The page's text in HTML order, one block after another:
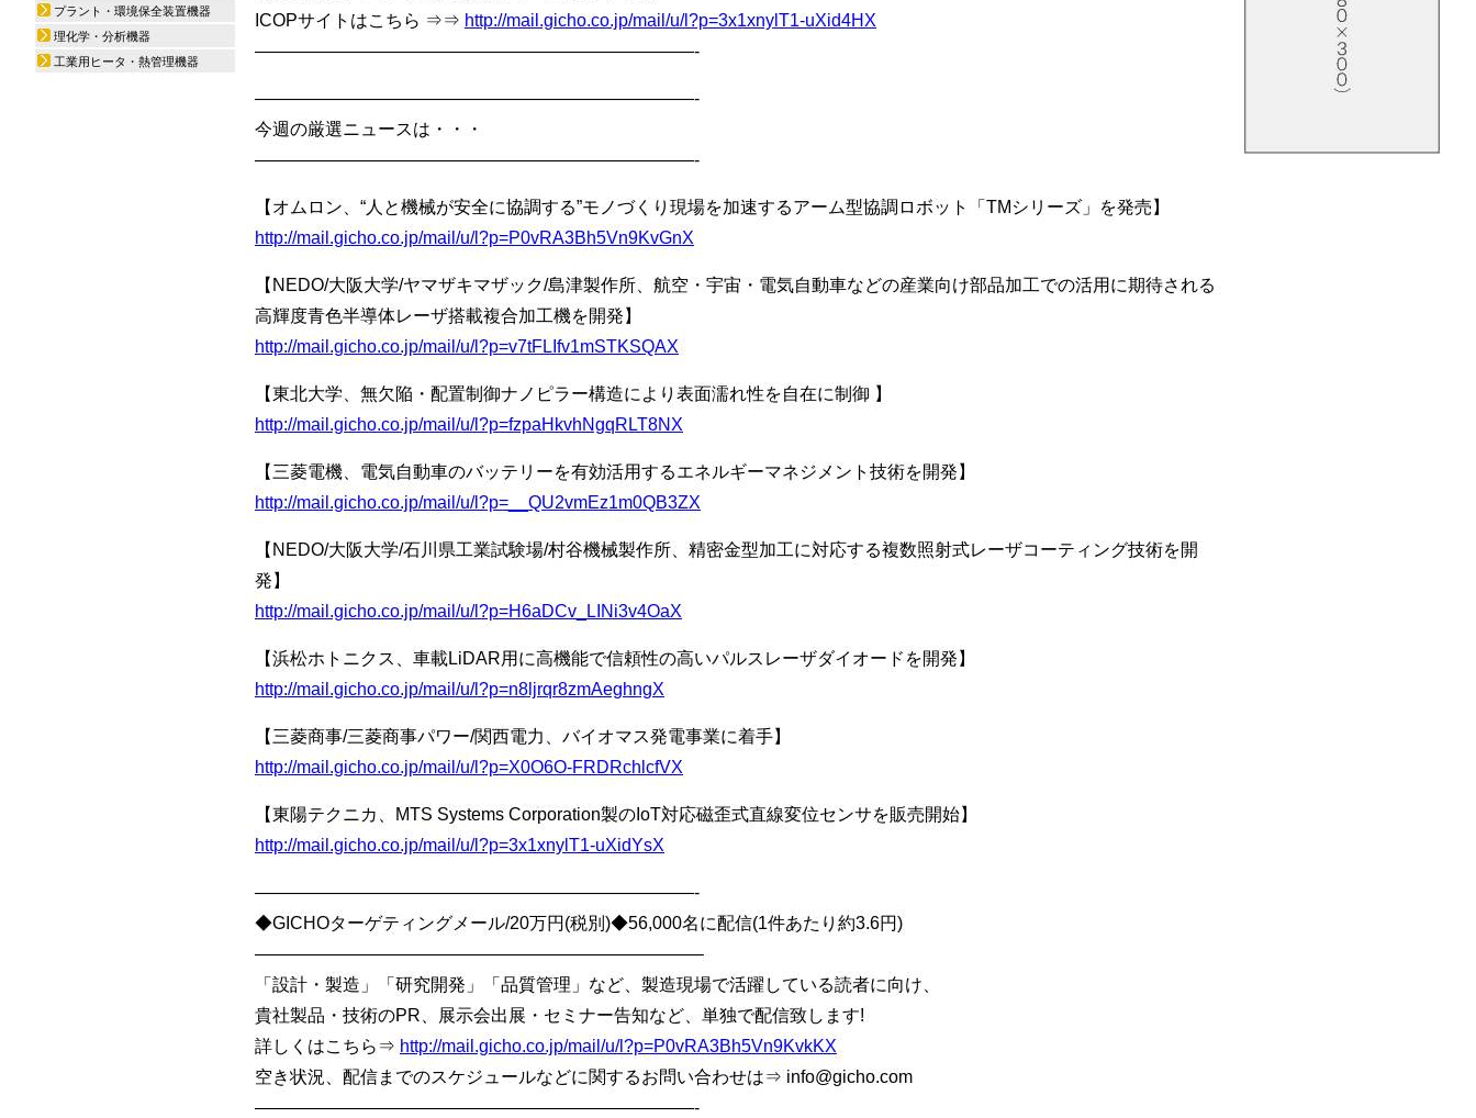
ICOPサイトはこちら ⇒⇒ http://mail.gicho.co.jp/mail/u/l?p=3x1xnylT1-uXid4HX
—————————————————————————-
—————————————————————————-
今週の厳選ニュースは・・・
—————————————————————————-
【オムロン、“人と機械が安全に協調する”モノづくり現場を加速するアーム型協調ロボット「TMシリーズ」を発売】
http://mail.gicho.co.jp/mail/u/l?p=P0vRA3Bh5Vn9KvGnX
【NEDO/大阪大学/ヤマザキマザック/島津製作所、航空・宇宙・電気自動車などの産業向け部品加工での活用に期待される
高輝度青色半導体レーザ搭載複合加工機を開発】
http://mail.gicho.co.jp/mail/u/l?p=v7tFLIfv1mSTKSQAX
【東北大学、無欠陥・配置制御ナノピラー構造により表面濡れ性を自在に制御 】
http://mail.gicho.co.jp/mail/u/l?p=fzpaHkvhNgqRLT8NX
【三菱電機、電気自動車のバッテリーを有効活用するエネルギーマネジメント技術を開発】
http://mail.gicho.co.jp/mail/u/l?p=__QU2vmEz1m0QB3ZX
【NEDO/大阪大学/石川県工業試験場/村谷機械製作所、精密金型加工に対応する複数照射式レーザコーティング技術を開
発】
http://mail.gicho.co.jp/mail/u/l?p=H6aDCv_LINi3v4OaX
【浜松ホトニクス、車載LiDAR用に高機能で信頼性の高いパルスレーザダイオードを開発】
http://mail.gicho.co.jp/mail/u/l?p=n8ljrqr8zmAeghngX
【三菱商事/三菱商事パワー/関西電力、バイオマス発電事業に着手】
http://mail.gicho.co.jp/mail/u/l?p=X0O6O-FRDRchlcfVX
【東陽テクニカ、MTS Systems Corporation製のIoT対応磁歪式直線変位センサを販売開始】
http://mail.gicho.co.jp/mail/u/l?p=3x1xnylT1-uXidYsX
—————————————————————————-
◆GICHOターゲティングメール/20万円(税別)◆56,000名に配信(1件あたり約3.6円)
—————————————————————————–
「設計・製造」「研究開発」「品質管理」など、製造現場で活躍している読者に向け、
貴社製品・技術のPR、展示会出展・セミナー告知など、単独で配信致します!
詳しくはこちら⇒ http://mail.gicho.co.jp/mail/u/l?p=P0vRA3Bh5Vn9KvkKX
空き状況、配信までのスケジュールなどに関するお問い合わせは⇒ info@gicho.com
—————————————————————————-
プラント・環境保全装置機器
理化学・分析機器
工業用ヒータ・熱管理機器